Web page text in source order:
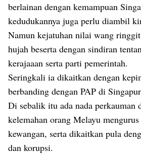
berlainan dengan kemampuan
kedudukannya juga perlu diambil
Namun kejatuhan nilai wang
hujah beserta dengan sindiran
kerajaaan serta parti pemerintah.
Seringkali ia dikaitkan dengan
berbanding dengan PAP di
Di sebalik itu ada nada perkauman
kelemahan orang Melayu
kewangan, serta dikaitkan pula
dan korupsi.